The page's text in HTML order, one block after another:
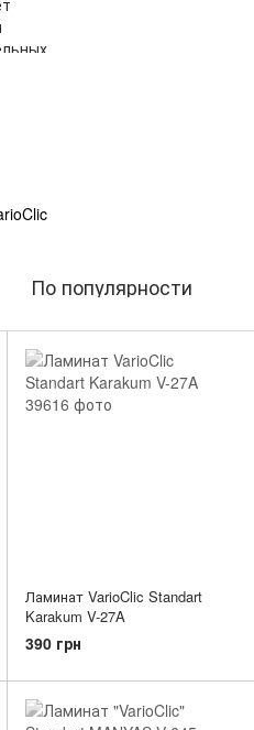
По популярности
Ламинат VarioClic Standart
Karakum V-27A
390 грн